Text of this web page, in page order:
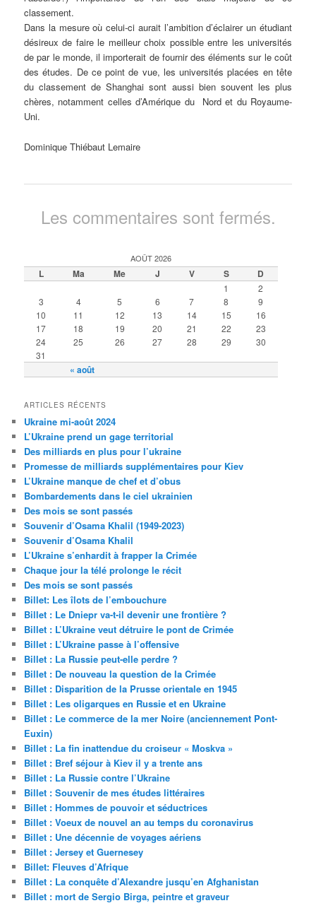
classement.
Dans la mesure où celui-ci aurait l’ambition d’éclairer un étudiant
désireux de faire le meilleur choix possible entre les universités
de par le monde, il importerait de fournir des éléments sur le coût
des études. De ce point de vue, les universités placées en tête
du classement de Shanghai sont aussi bien souvent les plus
chères, notamment celles d’Amérique du Nord et du Royaume-
Uni.
Dominique Thiébaut Lemaire
Les commentaires sont fermés.
AOÛT 2026
L Ma Me J V S D
« août
1
2
3
4 5 6 7 8
9
10
11 12 13 14 15
16
17
18 19 20 21 22
23
24
25 26 27 28 29
30
31
ARTICLES RÉCENTS
Ukraine mi-août 2024
L’Ukraine prend un gage territorial
Des milliards en plus pour l’ukraine
Promesse de milliards supplémentaires pour Kiev
L’Ukraine manque de chef et d’obus
Bombardements dans le ciel ukrainien
Des mois se sont passés
Souvenir d’Osama Khalil (1949-2023)
Souvenir d’Osama Khalil
L’Ukraine s’enhardit à frapper la Crimée
Chaque jour la télé prolonge le récit
Des mois se sont passés
Billet: Les îlots de l’embouchure
Billet : Le Dniepr va-t-il devenir une frontière ?
Billet : L’Ukraine veut détruire le pont de Crimée
Billet : L’Ukraine passe à l’offensive
Billet : La Russie peut-elle perdre ?
Billet : De nouveau la question de la Crimée
Billet : Disparition de la Prusse orientale en 1945
Billet : Les oligarques en Russie et en Ukraine
Billet : Le commerce de la mer Noire (anciennement Pont-
Euxin)
Billet : La fin inattendue du croiseur « Moskva »
Billet : Bref séjour à Kiev il y a trente ans
Billet : La Russie contre l’Ukraine
Billet : Souvenir de mes études littéraires
Billet : Hommes de pouvoir et séductrices
Billet : Voeux de nouvel an au temps du coronavirus
Billet : Une décennie de voyages aériens
Billet : Jersey et Guernesey
Billet: Fleuves d’Afrique
Billet : La conquête d’Alexandre jusqu’en Afghanistan
Billet : mort de Sergio Birga, peintre et graveur